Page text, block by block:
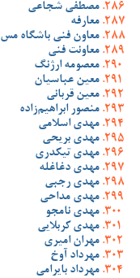
مصطفی شجاعی
معارفه
معاون فنی باشگاه مس
معاونت فنی
معصومه ارژنگ
معین عباسیان
معین قربانی
منصور ابراهیم‌زاده
مهدی اسلامی
مهدی بریحی
مهدی تیکدری
مهدی دغاغله
مهدی رجبی
مهدی مداحی
مهدی نامجو
مهدی کربلایی
مهران امیری
مهرداد آوخ
مهرداد بایرامی